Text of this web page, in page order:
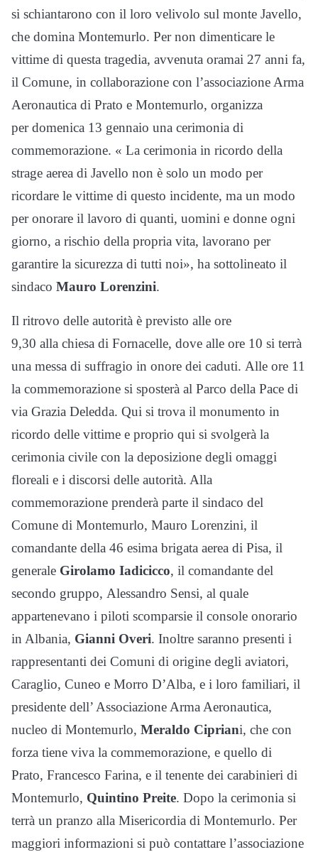
si schiantarono con il loro velivolo sul monte Javello,
che domina Montemurlo. Per non dimenticare le
vittime di questa tragedia, avvenuta oramai 27 anni fa,
il Comune, in collaborazione con l’associazione Arma
Aeronautica di Prato e Montemurlo, organizza
per domenica 13 gennaio una cerimonia di
commemorazione. « La cerimonia in ricordo della
strage aerea di Javello non è solo un modo per
ricordare le vittime di questo incidente, ma un modo
per onorare il lavoro di quanti, uomini e donne ogni
giorno, a rischio della propria vita, lavorano per
garantire la sicurezza di tutti noi», ha sottolineato il
sindaco Mauro Lorenzini.
Il ritrovo delle autorità è previsto alle ore
9,30 alla chiesa di Fornacelle, dove alle ore 10 si terrà
una messa di suffragio in onore dei caduti. Alle ore 11
la commemorazione si sposterà al Parco della Pace di
via Grazia Deledda. Qui si trova il monumento in
ricordo delle vittime e proprio qui si svolgerà la
cerimonia civile con la deposizione degli omaggi
floreali e i discorsi delle autorità. Alla
commemorazione prenderà parte il sindaco del
Comune di Montemurlo, Mauro Lorenzini, il
comandante della 46 esima brigata aerea di Pisa, il
generale Girolamo Iadicicco, il comandante del
secondo gruppo, Alessandro Sensi, al quale
appartenevano i piloti scomparsie il console onorario
in Albania, Gianni Overi. Inoltre saranno presenti i
rappresentanti dei Comuni di origine degli aviatori,
Caraglio, Cuneo e Morro D’Alba, e i loro familiari, il
presidente dell’ Associazione Arma Aeronautica,
nucleo di Montemurlo, Meraldo Cipriani, che con
forza tiene viva la commemorazione, e quello di
Prato, Francesco Farina, e il tenente dei carabinieri di
Montemurlo, Quintino Preite. Dopo la cerimonia si
terrà un pranzo alla Misericordia di Montemurlo. Per
maggiori informazioni si può contattare l’associazione